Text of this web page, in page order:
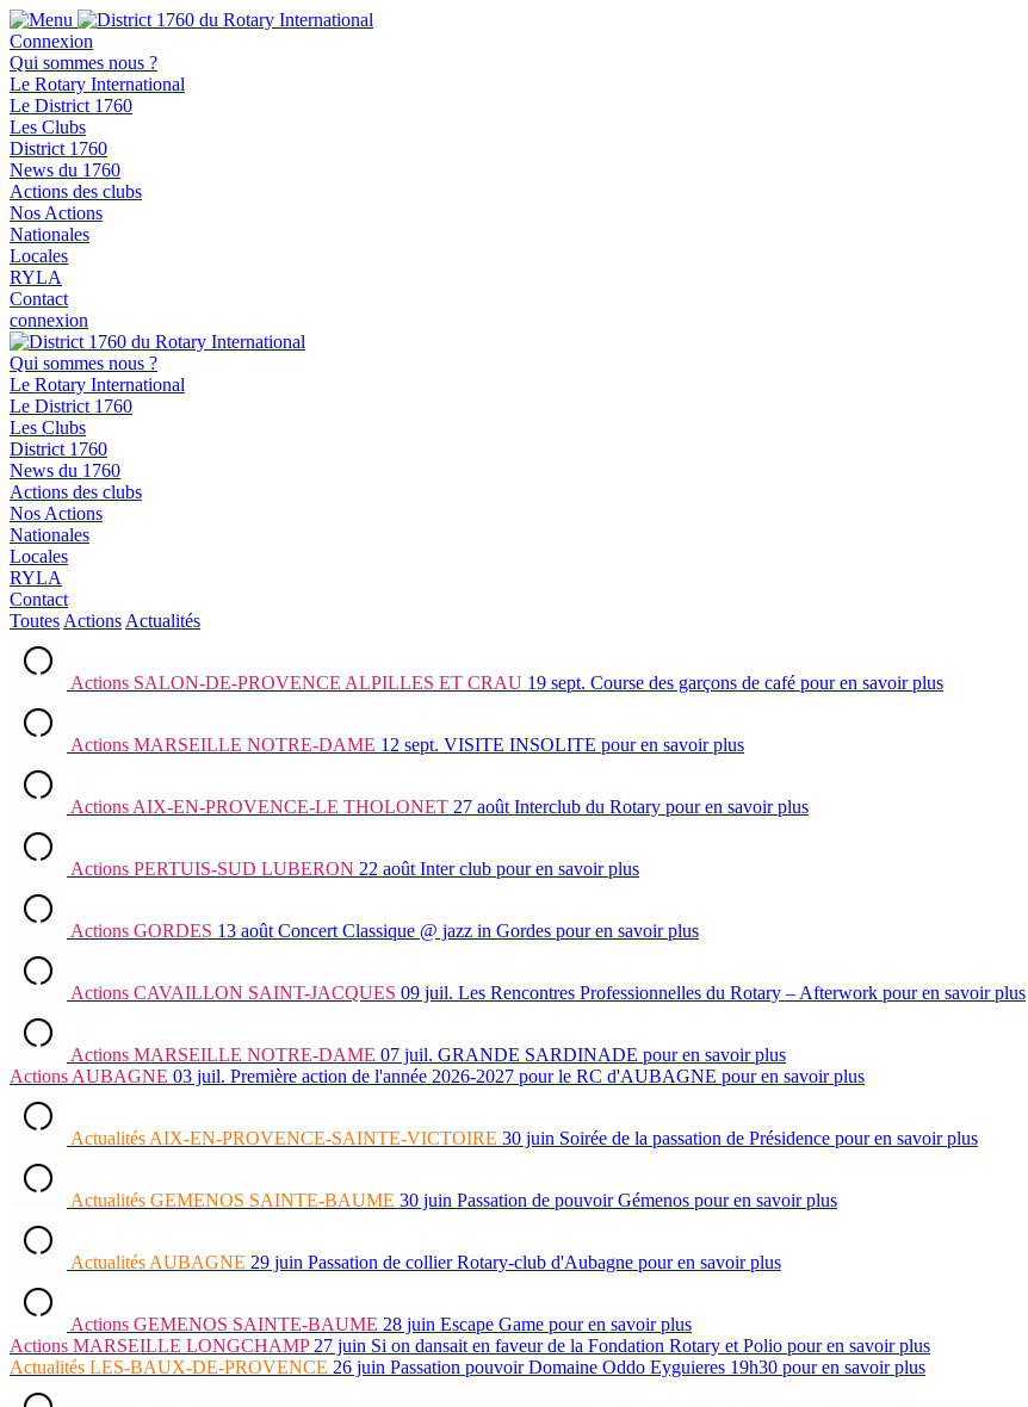
Connexion
Qui sommes nous ?
Le Rotary International
Le District 1760
Les Clubs
District 1760
News du 1760
Actions des clubs
Nos Actions
Nationales
Locales
RYLA
Contact
connexion
Qui sommes nous ?
Le Rotary International
Le District 1760
Les Clubs
District 1760
News du 1760
Actions des clubs
Nos Actions
Nationales
Locales
RYLA
Contact
Toutes Actions Actualités
Actions SALON-DE-PROVENCE ALPILLES ET CRAU 19 sept. Course des garçons de café pour en savoir plus
Actions MARSEILLE NOTRE-DAME 12 sept. VISITE INSOLITE pour en savoir plus
Actions AIX-EN-PROVENCE-LE THOLONET 27 août Interclub du Rotary pour en savoir plus
Actions PERTUIS-SUD LUBERON 22 août Inter club pour en savoir plus
Actions GORDES 13 août Concert Classique @ jazz in Gordes pour en savoir plus
Actions CAVAILLON SAINT-JACQUES 09 juil. Les Rencontres Professionnelles du Rotary – Afterwork pour en savoir plus
Actions MARSEILLE NOTRE-DAME 07 juil. GRANDE SARDINADE pour en savoir plus
Actions AUBAGNE 03 juil. Première action de l'année 2026-2027 pour le RC d'AUBAGNE pour en savoir plus
Actualités AIX-EN-PROVENCE-SAINTE-VICTOIRE 30 juin Soirée de la passation de Présidence pour en savoir plus
Actualités GEMENOS SAINTE-BAUME 30 juin Passation de pouvoir Gémenos pour en savoir plus
Actualités AUBAGNE 29 juin Passation de collier Rotary-club d'Aubagne pour en savoir plus
Actions GEMENOS SAINTE-BAUME 28 juin Escape Game pour en savoir plus
Actions MARSEILLE LONGCHAMP 27 juin Si on dansait en faveur de la Fondation Rotary et Polio pour en savoir plus
Actualités LES-BAUX-DE-PROVENCE 26 juin Passation pouvoir Domaine Oddo Eyguieres 19h30 pour en savoir plus